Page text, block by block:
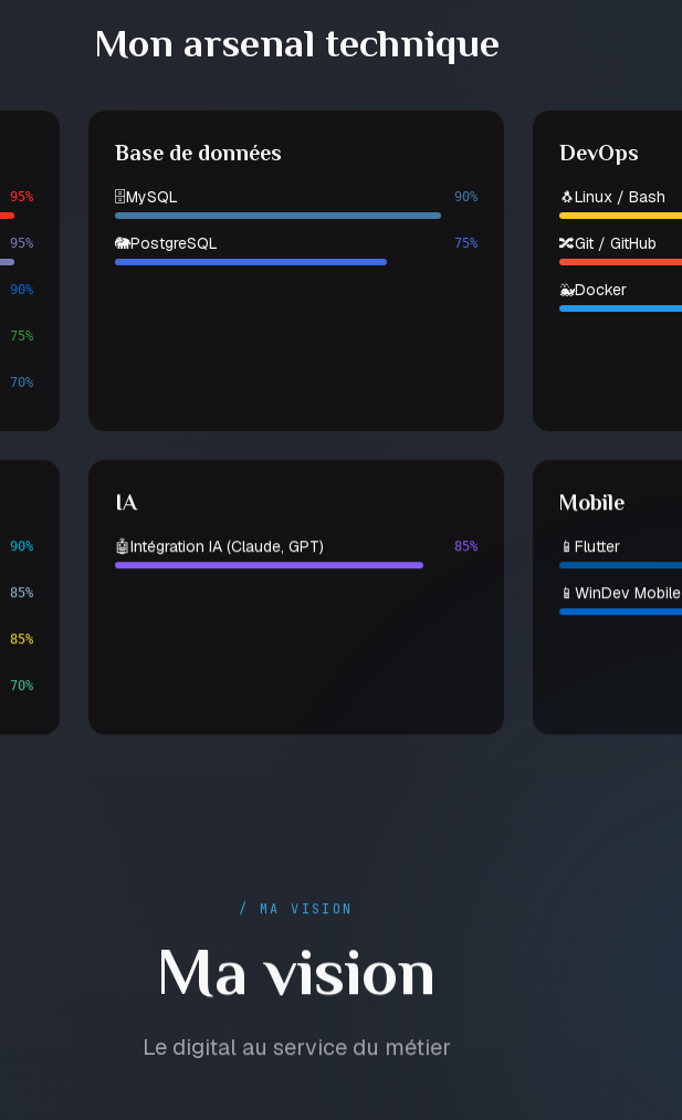
Mon arsenal technique
95%
95%
90%
75%
70%
Base de données
🗄️MySQL 90%
🐘PostgreSQL 75%
DevOps
🐧Linux / Bash
🔀Git / GitHub
🐳Docker
90%
85%
85%
70%
IA
🤖Intégration IA (Claude, GPT) 85%
Mobile
📱Flutter
📱WinDev Mobile
/ MA VISION
Ma vision
Le digital au service du métier